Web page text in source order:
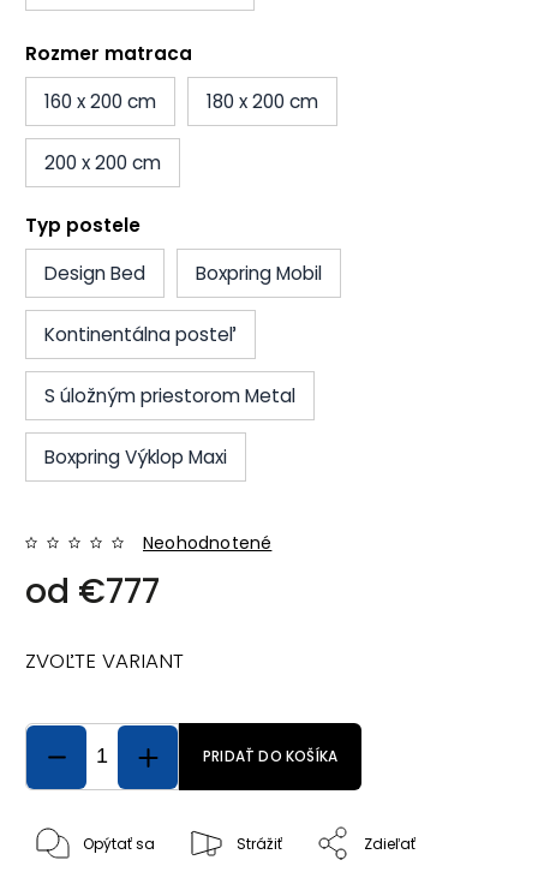
Rozmer matraca
160 x 200 cm
180 x 200 cm
200 x 200 cm
Typ postele
Design Bed
Boxpring Mobil
Kontinentálna posteľ
S úložným priestorom Metal
Boxpring Výklop Maxi
Neohodnotené
od €777
ZVOĽTE VARIANT
PRIDAŤ DO KOŠÍKA
Opýtať sa Strážiť Zdieľať